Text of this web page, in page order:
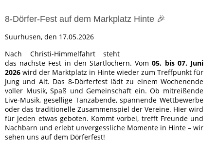
8-Dörfer-Fest auf dem Markplatz Hinte 🎉
Suurhusen, den 17.05.2026
Nach Christi-Himmelfahrt steht
das nächste Fest in den Startlöchern. Vom05. bis 07. Juni
2026 wird der Marktplatz in Hinte wieder zum Treffpunkt für
Jung und Alt. Das 8-Dörferfest lädt zu einem Wochenende
voller Musik, Spaß und Gemeinschaft ein. Ob mitreißende
Live-Musik, gesellige Tanzabende, spannende Wettbewerbe
oder das traditionelle Zusammenspiel der Vereine. Hier wird
für jeden etwas geboten. Kommt vorbei, trefft Freunde und
Nachbarn und erlebt unvergessliche Momente in Hinte – wir
sehen uns auf dem Dörferfest!